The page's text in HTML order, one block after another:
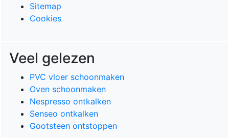
Sitemap
Cookies
Veel gelezen
PVC vloer schoonmaken
Oven schoonmaken
Nespresso ontkalken
Senseo ontkalken
Gootsteen ontstoppen